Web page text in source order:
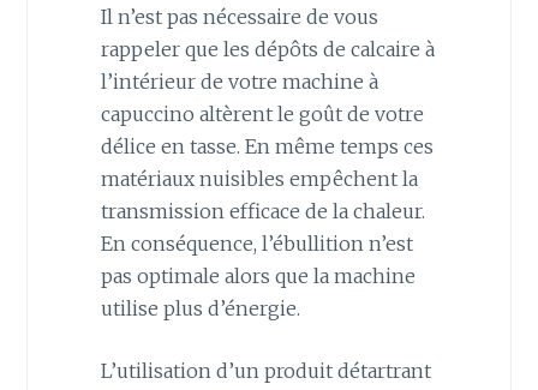
Il n’est pas nécessaire de vous
rappeler que les dépôts de calcaire à
l’intérieur de votre machine à
capuccino altèrent le goût de votre
délice en tasse. En même temps ces
matériaux nuisibles empêchent la
transmission efficace de la chaleur.
En conséquence, l’ébullition n’est
pas optimale alors que la machine
utilise plus d’énergie.
L’utilisation d’un produit détartrant